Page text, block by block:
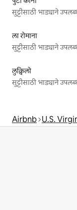
ला रोमाना
लुक्विलो
Airbnb U.S.